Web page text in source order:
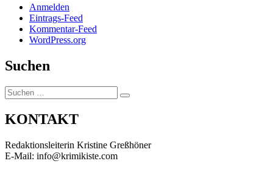
Anmelden
Eintrags-Feed
Kommentar-Feed
WordPress.org
Suchen
Suchen
nach:
Suchen
KONTAKT
Redaktionsleiterin Kristine Greßhöner
E-Mail: info@krimikiste.com